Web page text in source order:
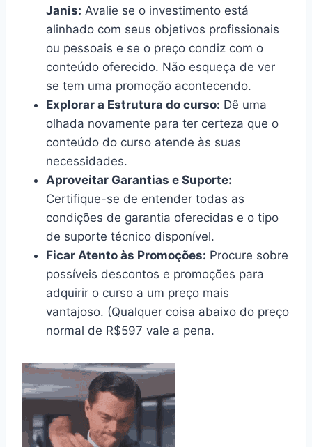
Janis: Avalie se o investimento está
alinhado com seus objetivos profissionais
ou pessoais e se o preço condiz com o
conteúdo oferecido. Não esqueça de ver
se tem uma promoção acontecendo.
Explorar a Estrutura do curso: Dê uma
olhada novamente para ter certeza que o
conteúdo do curso atende às suas
necessidades.
Aproveitar Garantias e Suporte:
Certifique-se de entender todas as
condições de garantia oferecidas e o tipo
de suporte técnico disponível.
Ficar Atento às Promoções: Procure sobre
possíveis descontos e promoções para
adquirir o curso a um preço mais
vantajoso. (Qualquer coisa abaixo do preço
normal de R$597 vale a pena.